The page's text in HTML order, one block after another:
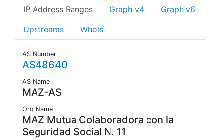
IP Address Ranges Graph v4 Graph v6
Upstreams Whois
AS Number
AS48640
AS Name
MAZ-AS
Org Name
MAZ Mutua Colaboradora con la
Seguridad Social N. 11